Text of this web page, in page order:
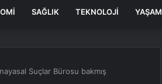
SAĞLIK TEKNOLOJI YAŞAM
Suçlar Bürosu bakmış